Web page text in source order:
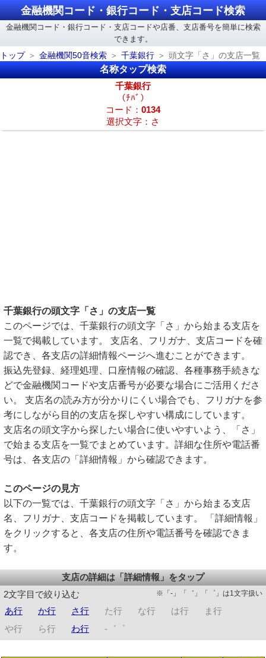
金融機関コード・銀行コード・支店コード検索
金融機関コード・銀行コード・支店コードや店番、支店番号を簡単に検索
できます。
トップ
金融機関50音検索 千葉銀行 頭文字「さ」の支店一覧
名称タップ検索
千葉銀行
（ﾁﾊﾞ）
コード： 0134
選択文字：さ
千葉銀行の頭文字「さ」の支店一覧
このページでは、千葉銀行の頭文字「さ」から始まる支店を
一覧で掲載しています。 支店名、フリガナ、支店コードを確
認でき、各支店の詳細情報ページへ進むことができます。
振込先登録、経理処理、口座情報の確認、各種事務手続きな
どで金融機関コードや支店番号が必要な場合にご活用くださ
い。 支店名の読み方が分かりにくい場合でも、フリガナを参
考にしながら目的の支店を探しやすい構成にしています。
支店名の頭文字から探したい場合に使いやすいよう、「さ」
で始まる支店を一覧でまとめています。詳細な住所や電話番
号は、各支店の「詳細情報」から確認できます。
このページの見方
以下の一覧では、千葉銀行の頭文字「さ」から始まる支店
名、フリガナ、支店コードを掲載しています。 「詳細情報」
をクリックすると、各支店の住所や電話番号を確認できま
す。
支店の詳細は「詳細情報」をタップ
2文字目で絞り込む
※「-」「゛」「゜」は1文字扱い
あ行 か行 さ行 た行 な行 は行
ま行
や行
ら行 わ行 -゛゜